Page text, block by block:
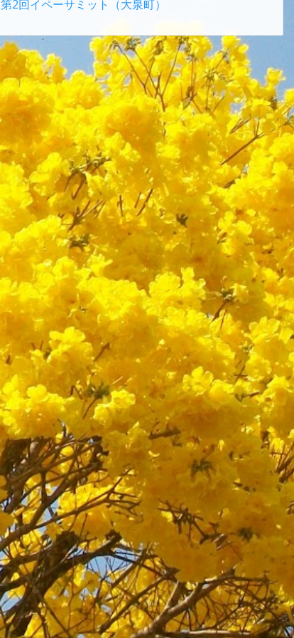
第2回イペーサミット（大泉町）